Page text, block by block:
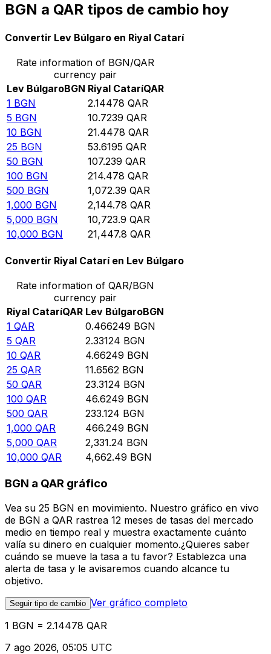
BGN a QAR tipos de cambio hoy
Convertir Lev Búlgaro en Riyal Catarí
Rate information of BGN/QAR
currency pair
Lev BúlgaroBGN Riyal CataríQAR
1 BGN 2.14478 QAR
5 BGN 10.7239 QAR
10 BGN 21.4478 QAR
25 BGN 53.6195 QAR
50 BGN 107.239 QAR
100 BGN 214.478 QAR
500 BGN 1,072.39 QAR
1,000 BGN 2,144.78 QAR
5,000 BGN 10,723.9 QAR
10,000 BGN 21,447.8 QAR
Convertir Riyal Catarí en Lev Búlgaro
Rate information of QAR/BGN
currency pair
Riyal CataríQAR Lev BúlgaroBGN
1 QAR 0.466249 BGN
5 QAR 2.33124 BGN
10 QAR 4.66249 BGN
25 QAR 11.6562 BGN
50 QAR 23.3124 BGN
100 QAR 46.6249 BGN
500 QAR 233.124 BGN
1,000 QAR 466.249 BGN
5,000 QAR 2,331.24 BGN
10,000 QAR 4,662.49 BGN
BGN a QAR gráfico
Vea su 25 BGN en movimiento. Nuestro gráfico en vivo
de BGN a QAR rastrea 12 meses de tasas del mercado
medio en tiempo real y muestra exactamente cuánto
valía su dinero en cualquier momento.¿Quieres saber
cuándo se mueve la tasa a tu favor? Establezca una
alerta de tasa y le avisaremos cuando alcance tu
objetivo.
Seguir tipo de cambio Ver gráfico completo
1 BGN = 2.14478 QAR
7 ago 2026, 05:05 UTC